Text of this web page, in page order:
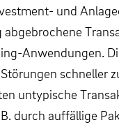
und
Anwendungen.
schneller
untypische
durch auffällige